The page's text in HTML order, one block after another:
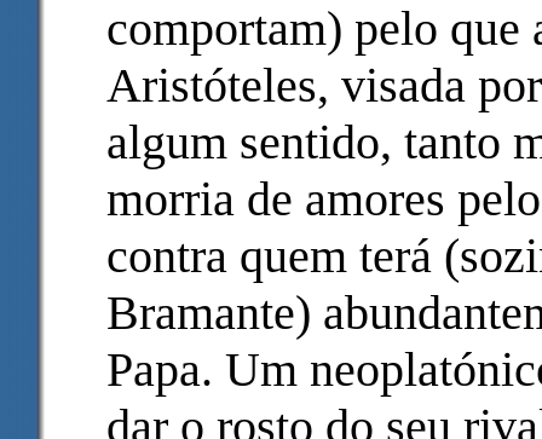
comportam) pelo que
Aristóteles, visada
algum sentido, tanto
morria de amores
contra quem terá
Bramante)
Papa. Um
dar o rosto do seu